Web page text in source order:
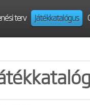
terv Játékkatalógus